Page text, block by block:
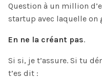
Question à un million
startup avec laquelle on
En ne la créant pas.
Si si, je t’assure. Si tu
t’es dit :